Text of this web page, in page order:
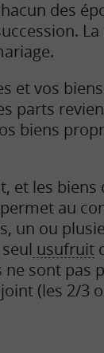
des
et vos
parts
biens
et les
au
un ou
usufruit
sont pas
(les 2/3